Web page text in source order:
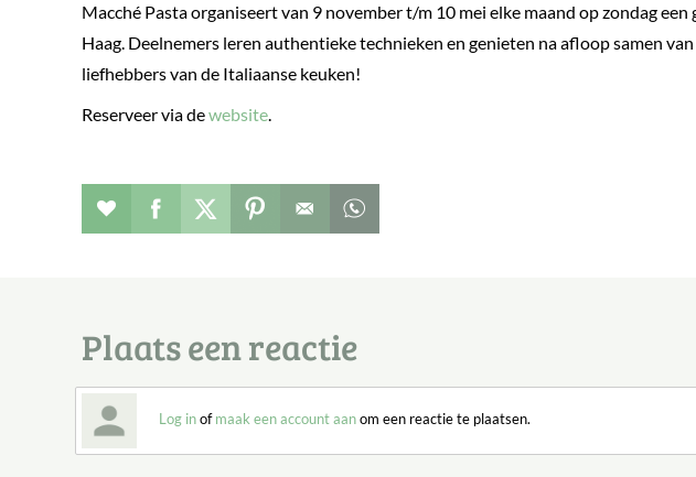
Macché Pasta organiseert van 9 november t/m 10 mei elke maand op zondag
Haag. Deelnemers leren authentieke technieken en genieten na afloop samen
liefhebbers van de Italiaanse keuken!
Reserveer via dewebsite.
Evenement toevoegen aan favorieten
Deel dit op facebook
Deel dit op twitter
Deel dit op pinterest
Plaats een reactie
Log inofmaak een account aanom een reactie te plaatsen.